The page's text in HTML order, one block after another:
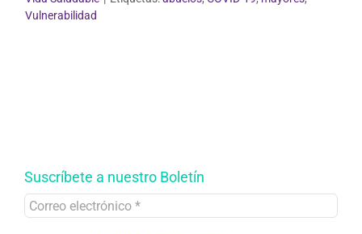
Vulnerabilidad
Suscríbete a nuestro Boletín